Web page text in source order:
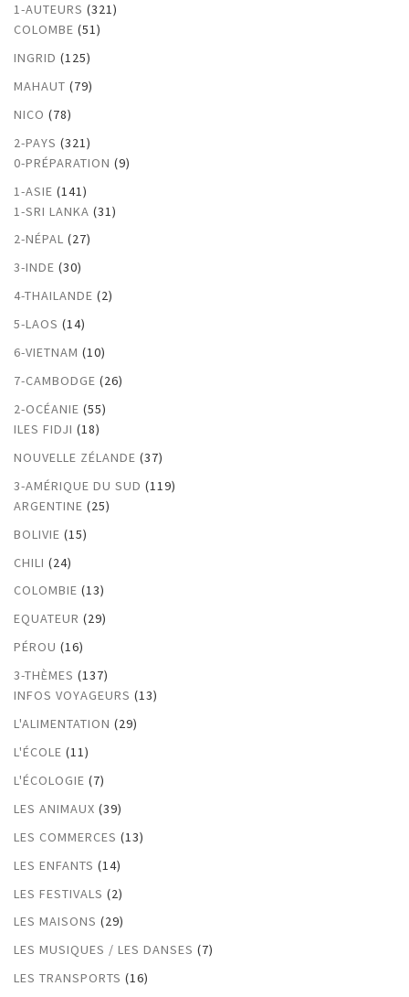
1-AUTEURS (321)
COLOMBE (51)
INGRID (125)
MAHAUT (79)
NICO (78)
2-PAYS (321)
0-PRÉPARATION (9)
1-ASIE (141)
1-SRI LANKA (31)
2-NÉPAL (27)
3-INDE (30)
4-THAILANDE (2)
5-LAOS (14)
6-VIETNAM (10)
7-CAMBODGE (26)
2-OCÉANIE (55)
ILES FIDJI (18)
NOUVELLE ZÉLANDE (37)
3-AMÉRIQUE DU SUD (119)
ARGENTINE (25)
BOLIVIE (15)
CHILI (24)
COLOMBIE (13)
EQUATEUR (29)
PÉROU (16)
3-THÈMES (137)
INFOS VOYAGEURS (13)
L'ALIMENTATION (29)
L'ÉCOLE (11)
L'ÉCOLOGIE (7)
LES ANIMAUX (39)
LES COMMERCES (13)
LES ENFANTS (14)
LES FESTIVALS (2)
LES MAISONS (29)
LES MUSIQUES / LES DANSES (7)
LES TRANSPORTS (16)